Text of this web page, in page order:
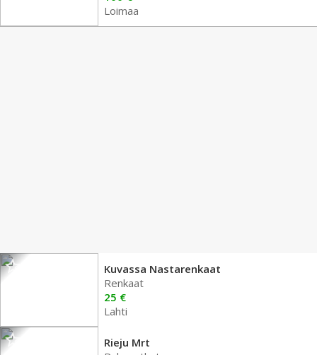
Loimaa
Kuvassa Nastarenkaat
Renkaat
25 €
Lahti
Rieju Mrt